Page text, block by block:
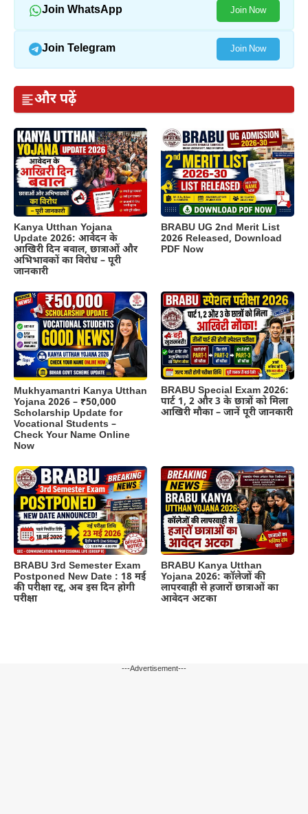
Join WhatsApp Join Now
Join Telegram Join Now
और पढ़ें
Kanya Utthan Yojana
Update 2026: आवेदन के
आखिरी दिन बवाल, छात्राओं और
अभिभावकों का विरोध – पूरी
जानकारी
BRABU UG 2nd Merit List
2026 Released, Download
PDF Now
Mukhyamantri Kanya Utthan
Yojana 2026 – ₹50,000
Scholarship Update for
Vocational Students –
Check Your Name Online
Now
BRABU Special Exam 2026:
पार्ट 1, 2 और 3 के छात्रों को मिला
आखिरी मौका – जानें पूरी जानकारी
BRABU 3rd Semester Exam
Postponed New Date : 18 मई
की परीक्षा रद्द, अब इस दिन होगी
परीक्षा
BRABU Kanya Utthan
Yojana 2026: कॉलेजों की
लापरवाही से हजारों छात्राओं का
आवेदन अटका
---Advertisement---